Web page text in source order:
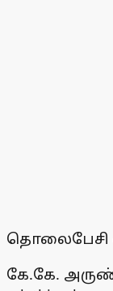
தொலைபேசி
கே.கே.